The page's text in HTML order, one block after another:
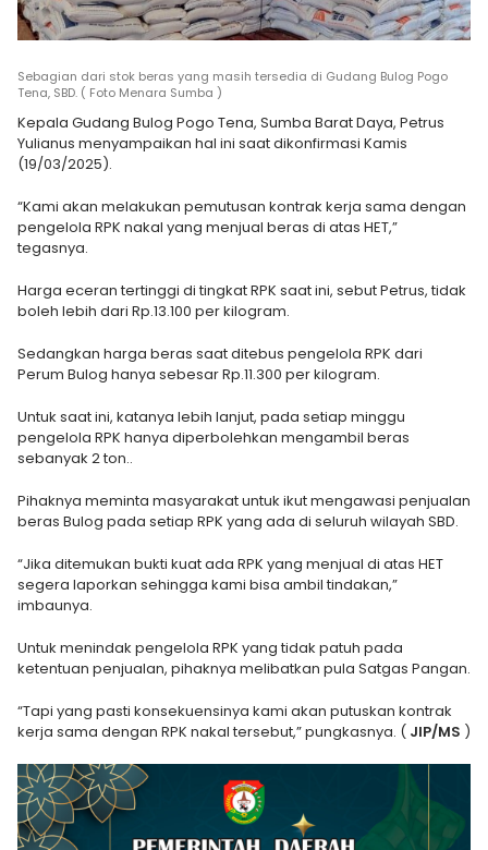
Sebagian dari stok beras yang masih tersedia di Gudang Bulog Pogo
Tena, SBD. ( Foto Menara Sumba )
Kepala Gudang Bulog Pogo Tena, Sumba Barat Daya, Petrus
Yulianus menyampaikan hal ini saat dikonfirmasi Kamis
(19/03/2025).
“Kami akan melakukan pemutusan kontrak kerja sama dengan
pengelola RPK nakal yang menjual beras di atas HET,”
tegasnya.
Harga eceran tertinggi di tingkat RPK saat ini, sebut Petrus, tidak
boleh lebih dari Rp.13.100 per kilogram.
Sedangkan harga beras saat ditebus pengelola RPK dari
Perum Bulog hanya sebesar Rp.11.300 per kilogram.
Untuk saat ini, katanya lebih lanjut, pada setiap minggu
pengelola RPK hanya diperbolehkan mengambil beras
sebanyak 2 ton..
Pihaknya meminta masyarakat untuk ikut mengawasi penjualan
beras Bulog pada setiap RPK yang ada di seluruh wilayah SBD.
“Jika ditemukan bukti kuat ada RPK yang menjual di atas HET
segera laporkan sehingga kami bisa ambil tindakan,”
imbaunya.
Untuk menindak pengelola RPK yang tidak patuh pada
ketentuan penjualan, pihaknya melibatkan pula Satgas Pangan.
“Tapi yang pasti konsekuensinya kami akan putuskan kontrak
kerja sama dengan RPK nakal tersebut,” pungkasnya. ( JIP/MS )